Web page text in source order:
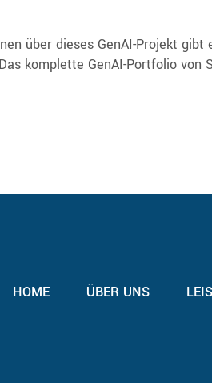
über dieses GenAI-Projekt gibt
komplette GenAI-Portfolio von
HOME ÜBER UNS